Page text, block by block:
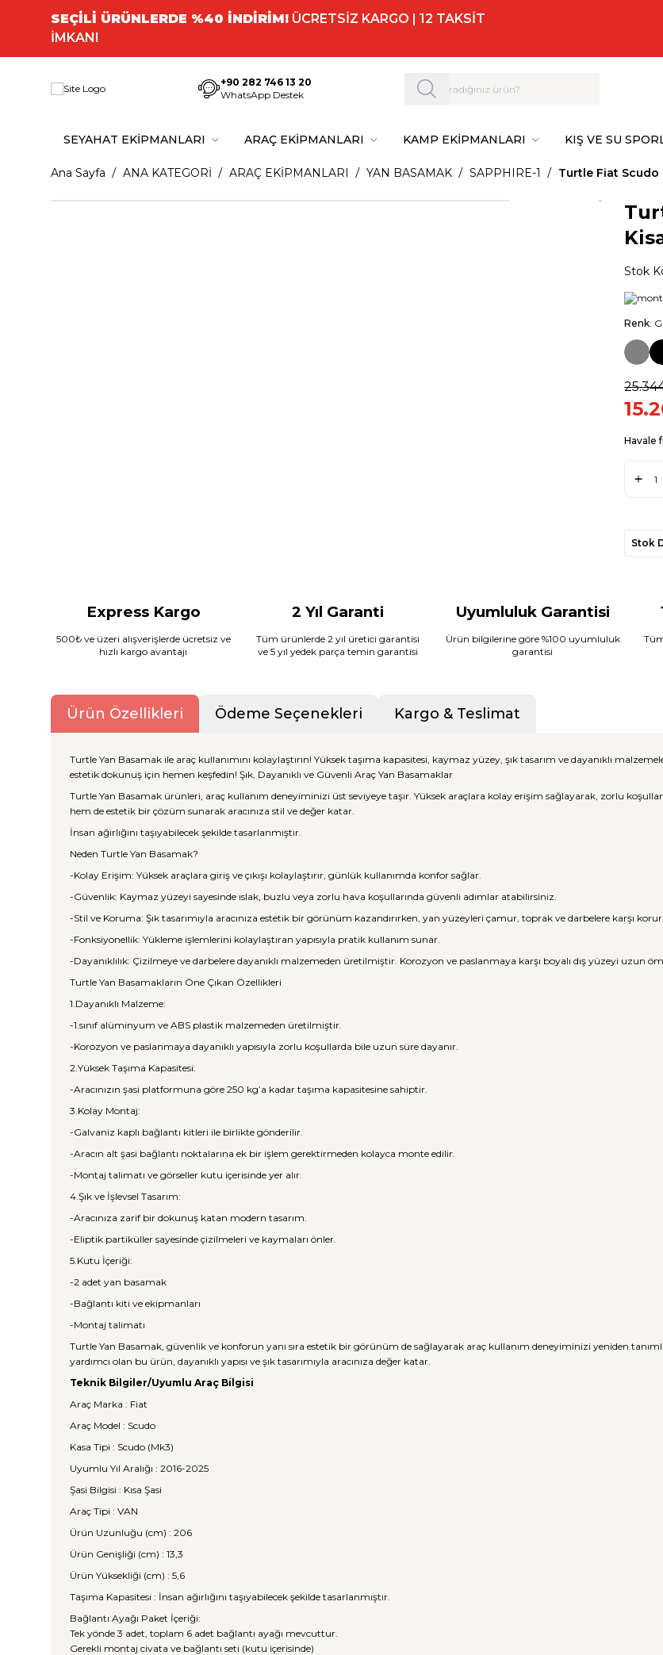
SEÇİLİ ÜRÜNLERDE %40 İNDİRİM! ÜCRETSİZ KARGO | 12 TAKSİT
İMKANI
+90 282 746 13 20
WhatsApp Destek
SEYAHAT EKİPMANLARI ARAÇ EKİPMANLARI KAMP EKİPMANLARI KIŞ VE SU
Ana Sayfa ANA KATEGORİ ARAÇ EKİPMANLARI YAN BASAMAK SAPPHIRE-1 Turtle Fiat Scudo
Stok
Renk:
Havale
Stok
Express Kargo
500₺ ve üzeri alışverişlerde ücretsiz ve
hızlı kargo avantajı
2 Yıl Garanti
Tüm ürünlerde 2 yıl üretici garantisi
ve 5 yıl yedek parça temin garantisi
Uyumluluk Garantisi
Ürün bilgilerine göre %100 uyumluluk
garantisi
Ürün Özellikleri Ödeme Seçenekleri Kargo & Teslimat
Turtle Yan Basamak ile araç kullanımını kolaylaştırın! Yüksek taşıma kapasitesi, kaymaz yüzey, şık tasarım ve dayanıklı
estetik dokunuş için hemen keşfedin! Şık, Dayanıklı ve Güvenli Araç Yan Basamaklar
Turtle Yan Basamak ürünleri, araç kullanım deneyiminizi üst seviyeye taşır. Yüksek araçlara kolay erişim sağlayarak, zorlu
hem de estetik bir çözüm sunarak aracınıza stil ve değer katar.
İnsan ağırlığını taşıyabilecek şekilde tasarlanmıştır.
Neden Turtle Yan Basamak?
-Kolay Erişim: Yüksek araçlara giriş ve çıkışı kolaylaştırır, günlük kullanımda konfor sağlar.
-Güvenlik: Kaymaz yüzeyi sayesinde ıslak, buzlu veya zorlu hava koşullarında güvenli adımlar atabilirsiniz.
-Stil ve Koruma: Şık tasarımıyla aracınıza estetik bir görünüm kazandırırken, yan yüzeyleri çamur, toprak ve darbelere karşı korur.
-Fonksiyonellik: Yükleme işlemlerini kolaylaştıran yapısıyla pratik kullanım sunar.
-Dayanıklılık: Çizilmeye ve darbelere dayanıklı malzemeden üretilmiştir. Korozyon ve paslanmaya karşı boyalı dış yüzeyi uzun
Turtle Yan Basamakların Öne Çıkan Özellikleri
1.Dayanıklı Malzeme:
-1.sınıf alüminyum ve ABS plastik malzemeden üretilmiştir.
-Korozyon ve paslanmaya dayanıklı yapısıyla zorlu koşullarda bile uzun süre dayanır.
2.Yüksek Taşıma Kapasitesi:
-Aracınızın şasi platformuna göre 250 kg’a kadar taşıma kapasitesine sahiptir.
3.Kolay Montaj:
-Galvaniz kaplı bağlantı kitleri ile birlikte gönderilir.
-Aracın alt şasi bağlantı noktalarına ek bir işlem gerektirmeden kolayca monte edilir.
-Montaj talimatı ve görseller kutu içerisinde yer alır.
4.Şık ve İşlevsel Tasarım:
-Aracınıza zarif bir dokunuş katan modern tasarım.
-Eliptik partiküller sayesinde çizilmeleri ve kaymaları önler.
5.Kutu İçeriği:
-2 adet yan basamak
-Bağlantı kiti ve ekipmanları
-Montaj talimatı
Turtle Yan Basamak, güvenlik ve konforun yanı sıra estetik bir görünüm de sağlayarak araç kullanım deneyiminizi yeniden
yardımcı olan bu ürün, dayanıklı yapısı ve şık tasarımıyla aracınıza değer katar.
Teknik Bilgiler/Uyumlu Araç Bilgisi
Araç Marka : Fiat
Araç Model : Scudo
Kasa Tipi : Scudo (Mk3)
Uyumlu Yıl Aralığı : 2016-2025
Şasi Bilgisi : Kısa Şasi
Araç Tipi : VAN
Ürün Uzunluğu (cm) : 206
Ürün Genişliği (cm) : 13,3
Ürün Yüksekliği (cm) : 5,6
Taşıma Kapasitesi : İnsan ağırlığını taşıyabilecek şekilde tasarlanmıştır.
Bağlantı Ayağı Paket İçeriği:
Tek yönde 3 adet, toplam 6 adet bağlantı ayağı mevcuttur.
Gerekli montaj civata ve bağlantı seti (kutu içerisinde)